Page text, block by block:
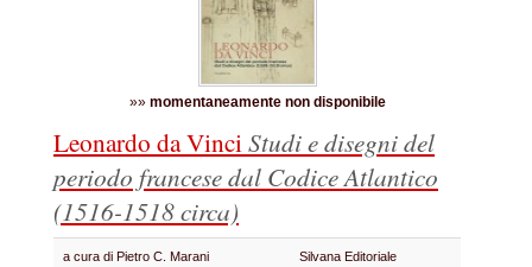
»» momentaneamente non disponibile
Leonardo da VinciStudi e disegni del
periodo francese dal Codice Atlantico
(1516-1518 circa)
a cura di Pietro C. Marani Silvana Editoriale